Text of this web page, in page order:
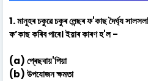
1. মানুহৰ চকুৱে চকুৰ লেন্ছৰ ফ'কাছ দৈৰ্ঘ্য
ফ’কাছ কৰিব পাৰে। ইয়াৰ কাৰণ হ'ল -
(a) প্ৰেছবায়'পিয়া
(b) উপযোজন ক্ষমতা